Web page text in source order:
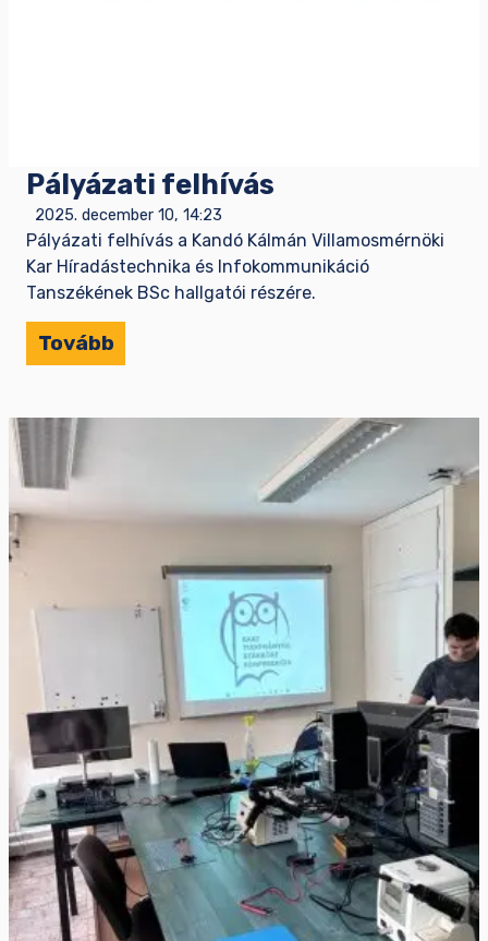
Pályázati felhívás
2025. december 10, 14:23
Pályázati felhívás a Kandó Kálmán Villamosmérnöki
Kar Híradástechnika és Infokommunikáció
Tanszékének BSc hallgatói részére.
Tovább